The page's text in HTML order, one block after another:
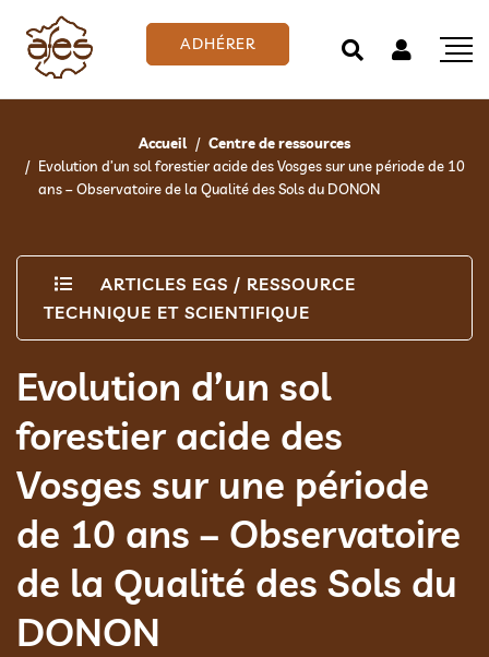
ADHÉRER
Accueil
Centre de ressources
Evolution d’un sol forestier acide des Vosges sur une période de 10
ans – Observatoire de la Qualité des Sols du DONON
ARTICLES EGS / RESSOURCE
TECHNIQUE ET SCIENTIFIQUE
Evolution d’un sol
forestier acide des
Vosges sur une période
de 10 ans – Observatoire
de la Qualité des Sols du
DONON